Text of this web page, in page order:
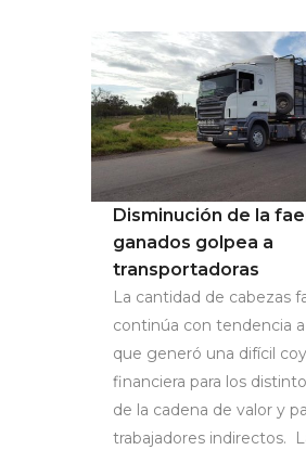
Disminución de la
ganados golpea a
transportadoras
La cantidad de cabezas
continúa con tendencia a
que generó una difícil
financiera para los
de la cadena de valor y
trabajadores indirectos.